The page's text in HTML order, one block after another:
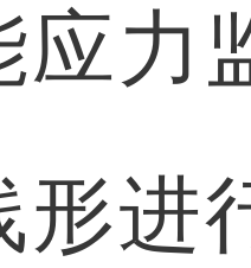
应力
形进